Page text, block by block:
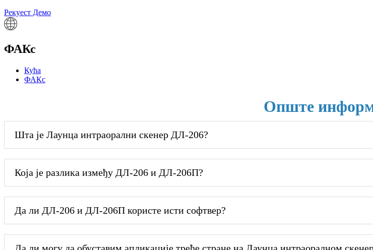
Рекуест Демо
ФАКс
Кућа
ФАКс
Опште
Шта је Лаунца интраорални скенер ДЛ-206?
Која је разлика између ДЛ-206 и ДЛ-206П?
Да ли ДЛ-206 и ДЛ-206П користе исти софтвер?